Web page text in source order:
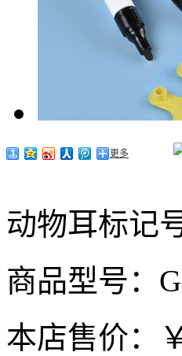
更多
动物耳标记
商品型号：
本店售价：